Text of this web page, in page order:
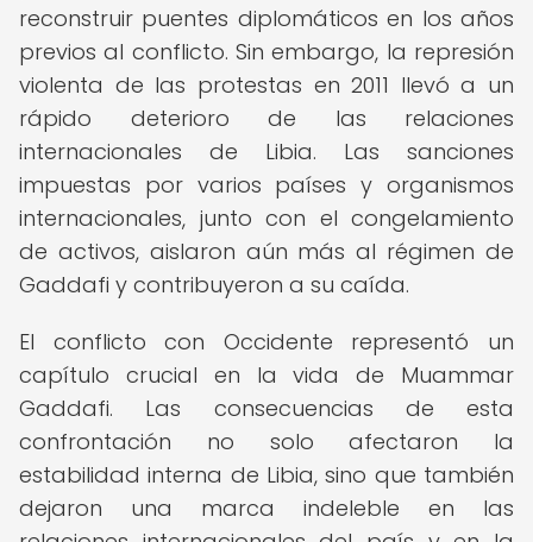
reconstruir puentes diplomáticos en los años
previos al conflicto. Sin embargo, la represión
violenta de las protestas en 2011 llevó a un
rápido deterioro de las relaciones
internacionales de Libia. Las sanciones
impuestas por varios países y organismos
internacionales, junto con el congelamiento
de activos, aislaron aún más al régimen de
Gaddafi y contribuyeron a su caída.
El conflicto con Occidente representó un
capítulo crucial en la vida de Muammar
Gaddafi. Las consecuencias de esta
confrontación no solo afectaron la
estabilidad interna de Libia, sino que también
dejaron una marca indeleble en las